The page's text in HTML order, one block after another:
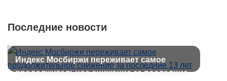
Последние новости
Индекс Мосбиржи переживает самое
продолжительное снижение за последние